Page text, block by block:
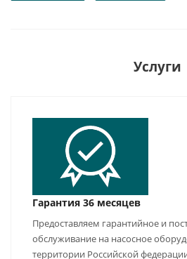
Услуги
Гарантия 36 месяцев
Предоставляем гарантийное и
обслуживание на насосное
территории Российской